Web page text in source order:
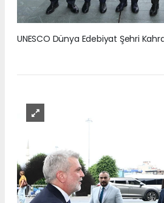
UNESCO Dünya Edebiyat Şehri